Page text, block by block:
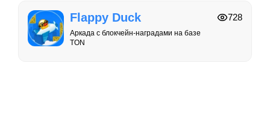
Flappy Duck
Аркада с блокчейн-наградами на базе
TON
728